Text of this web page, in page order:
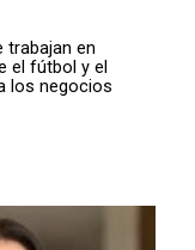
trabajan en
el fútbol y el
los negocios